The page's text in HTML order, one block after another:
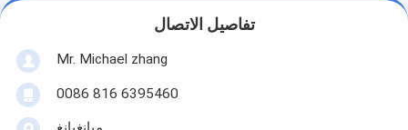
تفاصيل الاتصال
Mr. Michael zhang
0086 816 6395460